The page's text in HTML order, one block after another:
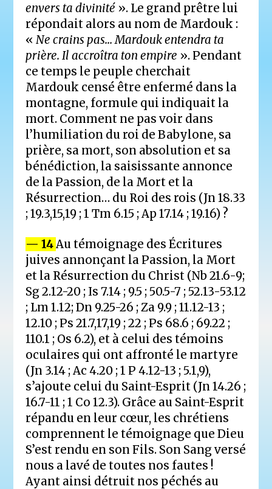
envers ta divinité ». Le grand prêtre lui
répondait alors au nom de Mardouk :
«Ne crains pas… Mardouk entendra ta
prière. Il accroîtra ton empire ». Pendant
ce temps le peuple cherchait
Mardouk censé être enfermé dans la
montagne, formule qui indiquait la
mort. Comment ne pas voir dans
l’humiliation du roi de Babylone, sa
prière, sa mort, son absolution et sa
bénédiction, la saisissante annonce
de la Passion, de la Mort et la
Résurrection… du Roi des rois (Jn 18.33
; 19.3,15,19 ; 1 Tm 6.15 ; Ap 17.14 ; 19.16) ?
— 14Au témoignage des Écritures
juives annonçant la Passion, la Mort
et la Résurrection du Christ (Nb 21.6-9;
Sg 2.12-20 ; Is 7.14 ; 9.5 ; 50.5-7 ; 52.13-53.12
; Lm 1.12; Dn 9.25-26 ; Za 9.9 ; 11.12-13 ;
12.10 ; Ps 21.7,17,19 ; 22 ; Ps 68.6 ; 69.22 ;
110.1 ; Os 6.2), et à celui des témoins
oculaires qui ont affronté le martyre
(Jn 3.14 ; Ac 4.20 ; 1 P 4.12-13 ; 5.1,9),
s’ajoute celui du Saint-Esprit (Jn 14.26 ;
16.7-11 ; 1 Co 12.3). Grâce au Saint-Esprit
répandu en leur cœur, les chrétiens
comprennent le témoignage que Dieu
S’est rendu en son Fils. Son Sang versé
nous a lavé de toutes nos fautes !
Ayant ainsi détruit nos péchés au